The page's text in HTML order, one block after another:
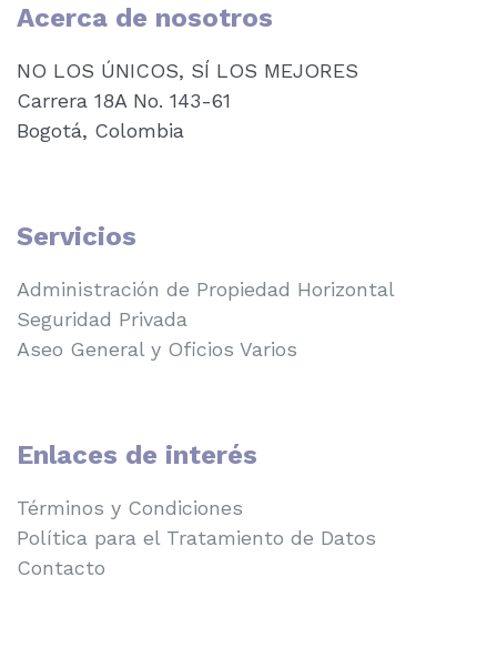
Acerca de nosotros
NO LOS ÚNICOS, SÍ LOS MEJORES
Carrera 18A No. 143-61
Bogotá, Colombia
Servicios
Administración de Propiedad Horizontal
Seguridad Privada
Aseo General y Oficios Varios
Enlaces de interés
Términos y Condiciones
Política para el Tratamiento de Datos
Contacto